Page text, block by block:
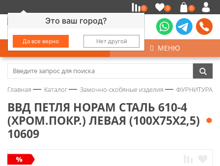
Это ваш город?
Да все верно Нет другой
0 0 0
КАТАЛОГ МЕНЮ
Замочно-скобяные изделия
Колеса
Главная Каталог Замочно-скобяные изделия ФУРНИТУРА
ВВД ПЕТЛЯ НОРАМ СТАЛЬ 610-4
(ХРОМ.ПОКР.) ЛЕВАЯ (100Х75Х2,5)
10609